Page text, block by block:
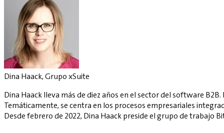
Dina Haack, Grupo xSuite
Dina Haack lleva más de diez años en el sector del software
Temáticamente, se centra en los procesos empresariales
Desde febrero de 2022, Dina Haack preside el grupo de trabajo